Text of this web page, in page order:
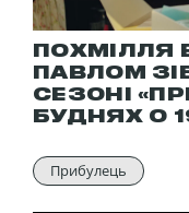
ПОХМІЛЛЯ
ПАВЛОМ
СЕЗОНІ
БУДНЯХ О
Прибулець